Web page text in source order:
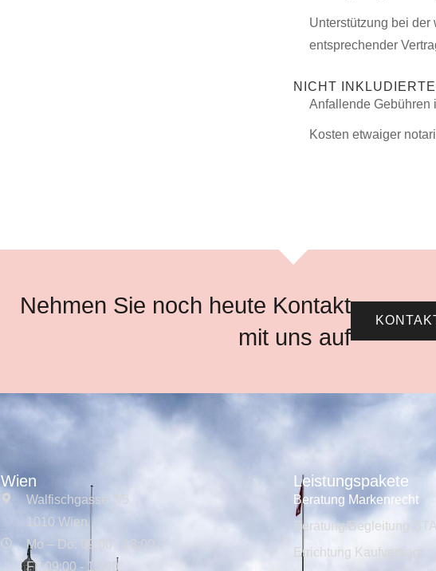
Unterstützung bei der
entsprechender
NICHT
Anfallende Gebühren
Kosten etwaiger
Nehmen Sie noch heute Kontakt
mit uns auf
Wien
Walfischgasse 3/5
1010 Wien
Mo – Do: 09:00 - 18:00
Fr: 09:00 - 15:00
Leistungspakete
Beratung Markenrecht
Beratung/Begleitung
Errichtung Kaufvertrag